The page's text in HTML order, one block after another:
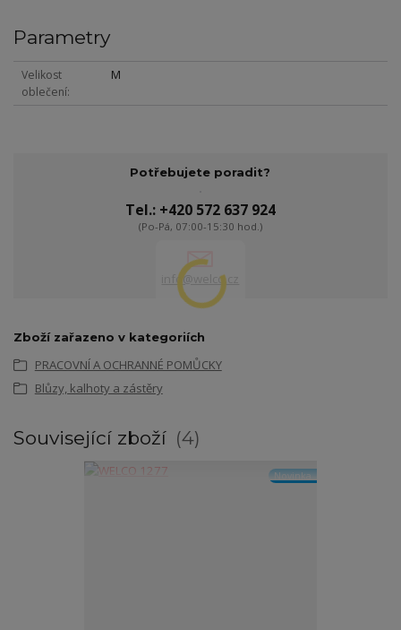
Parametry
Velikost
oblečení
M
Potřebujete poradit?
Tel.: +420 572 637 924
(Po-Pá, 07:00-15:30 hod.)
info@welco.cz
Zboží zařazeno v kategoriích
PRACOVNÍ A OCHRANNÉ POMŮCKY
Blůzy, kalhoty a zástěry
Související zboží 4
Novinka